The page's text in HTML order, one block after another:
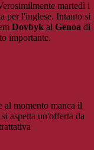
martedì i
per l'inglese. Intanto si
Dovbyk al Genoa di
importante.
al momento manca il
aspetta un'offerta da